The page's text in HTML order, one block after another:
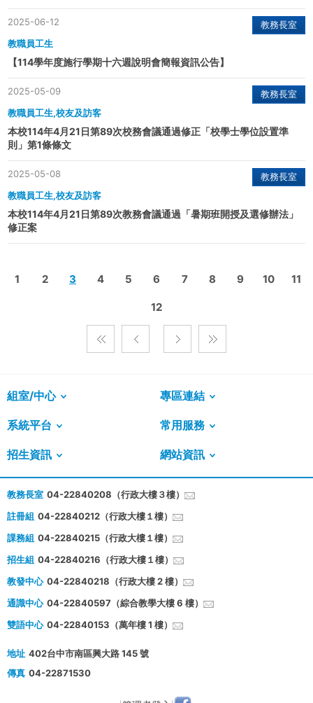
教務長室
教職員工生
2025-06-12
【114學年度施行學期十六週說明會簡報資訊公告】
教務長室
教職員工生,校友及訪客
2025-05-09
本校114年4月21日第89次校務會議通過修正「校學士學位設置準
則」第1條條文
教務長室
教職員工生,校友及訪客
2025-05-08
本校114年4月21日第89次教務會議通過「暑期班開授及選修辦法」
修正案
1 2 3 4 5 6 7 8 9 10 11
12
組室/中心 專區連結
系統平台 常用服務
招生資訊 網站資訊
教務長室 04-22840208（行政大樓３樓）
註冊組 04-22840212（行政大樓１樓）
課務組 04-22840215（行政大樓１樓）
招生組 04-22840216（行政大樓１樓）
教發中心 04-22840218（行政大樓 2 樓）
通識中心 04-22840597（綜合教學大樓 6 樓）
雙語中心 04-22840153（萬年樓 1 樓）
地址 402台中市南區興大路 145 號
傳真 04-22871530